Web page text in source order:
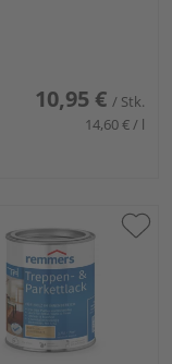
10,95 € / Stk.
14,60 € / l